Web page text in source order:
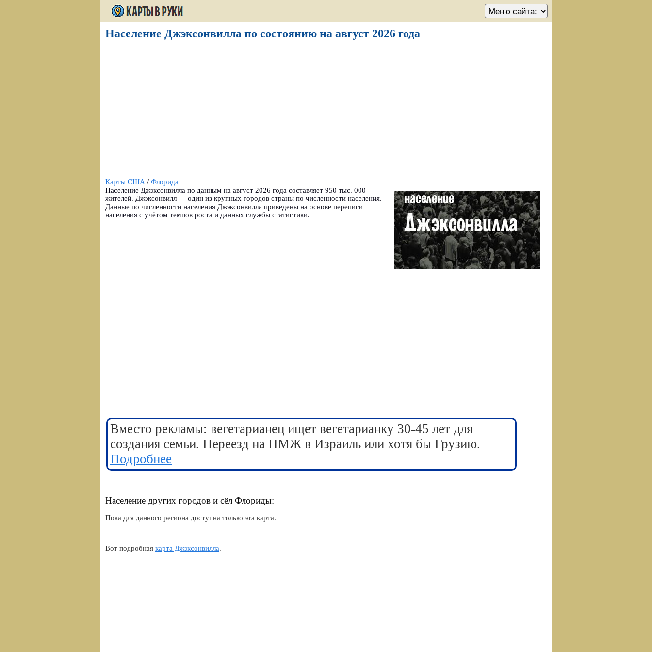
Население Джэксонвилла по состоянию на август 2026 года
Карты США / Флорида
Население Джэксонвилла по данным на август 2026 года составляет 950 тыс. 000
жителей. Джэксонвилл — один из крупных городов страны по численности населения.
Данные по численности населения Джэксонвилла приведены на основе переписи
населения с учётом темпов роста и данных службы статистики.
Вместо рекламы: вегетарианец ищет вегетарианку 30-45 лет для
создания семьи. Переезд на ПМЖ в Израиль или хотя бы Грузию.
Подробнее
Население других городов и сёл Флориды:
Пока для данного региона доступна только эта карта.
Вот подробная карта Джэксонвилла.